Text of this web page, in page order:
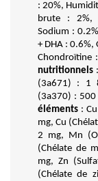
: 20%,
brute : 2%,
Sodium :
+ DHA :
Chondroïtine
nutritionnels
(3a671) : 1
(3a370) :
éléments :
mg, Cu
2 mg, Mn
(Chélate de
mg, Zn
(Chélate de